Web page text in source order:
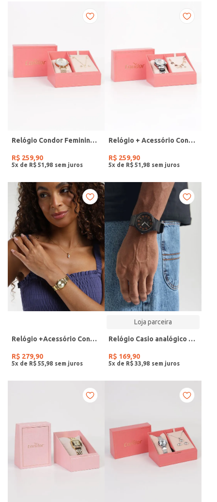
Relógio Condor Feminino DOURADO
R$ 259,90
5x de R$ 51 98
Relógio + Acessório Condor Feminino PRATA
R$ 259,90
5x de R$ 51 98
Relógio +Acessório Condor Feminino DOURADO
R$ 279,90
5x de R$ 55 98
Loja parceira
Relógio Casio analógico MW-240-4BVDF-SC
R$ 169,90
5x de R$ 33 98